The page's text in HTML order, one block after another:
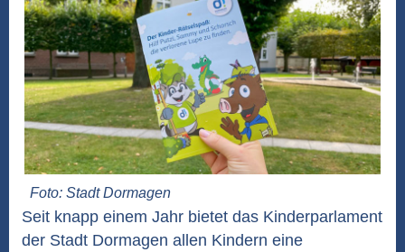
Foto: Stadt Dormagen
Seit knapp einem Jahr bietet das Kinderparlament
der Stadt Dormagen allen Kindern eine